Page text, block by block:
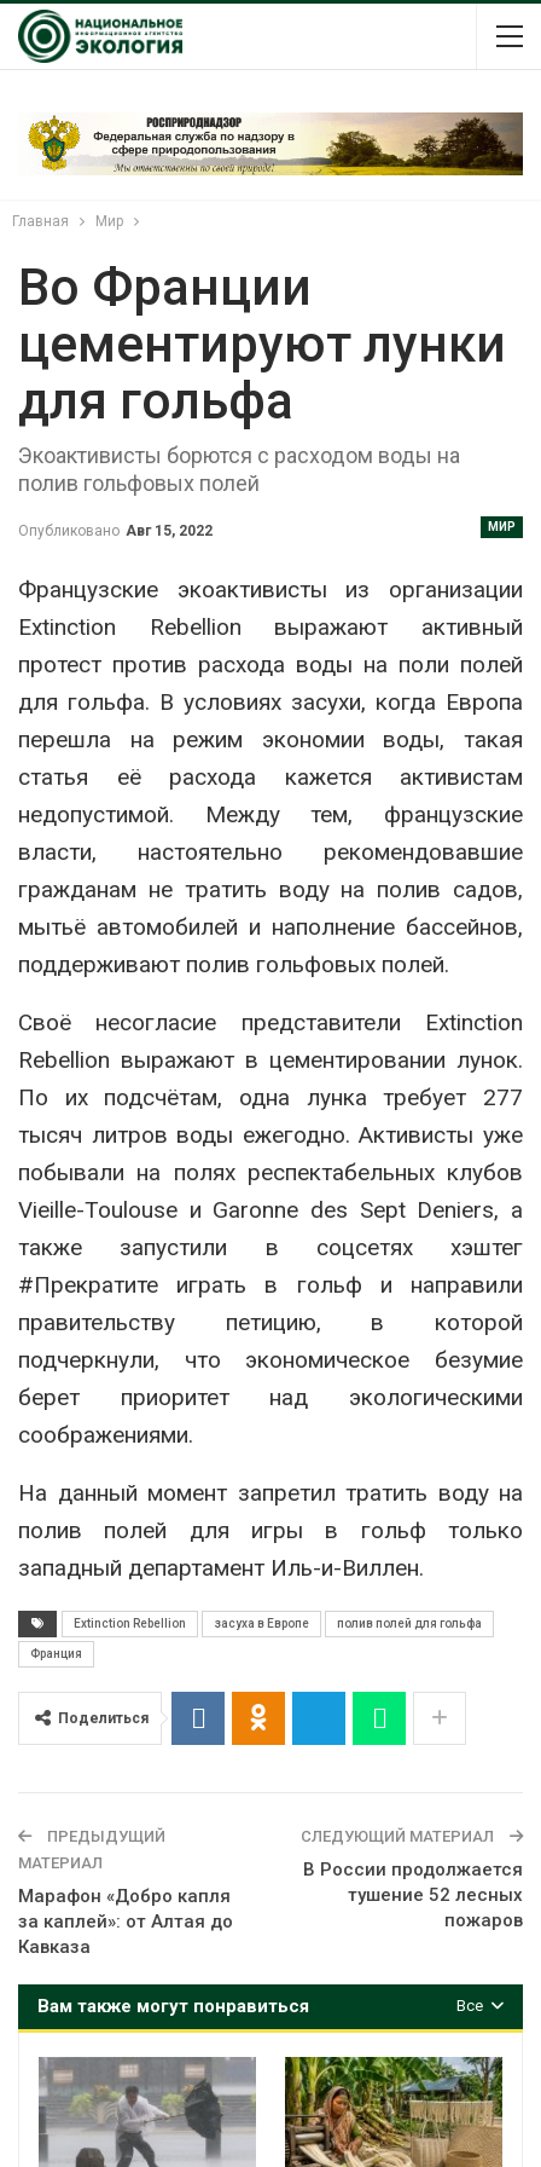
Главная Мир
Во Франции
цементируют лунки
для гольфа
Экоактивисты борются с расходом воды на
полив гольфовых полей
МИР
Опубликовано Авг 15, 2022
Французские экоактивисты из организации
Extinction Rebellion выражают активный
протест против расхода воды на поли полей
для гольфа. В условиях засухи, когда Европа
перешла на режим экономии воды, такая
статья её расхода кажется активистам
недопустимой. Между тем, французские
власти, настоятельно рекомендовавшие
гражданам не тратить воду на полив садов,
мытьё автомобилей и наполнение бассейнов,
поддерживают полив гольфовых полей.
Своё несогласие представители Extinction
Rebellion выражают в цементировании лунок.
По их подсчётам, одна лунка требует 277
тысяч литров воды ежегодно. Активисты уже
побывали на полях респектабельных клубов
Vieille-Toulouse и Garonne des Sept Deniers, а
также запустили в соцсетях хэштег
#Прекратите играть в гольф и направили
правительству петицию, в которой
подчеркнули, что экономическое безумие
берет приоритет над экологическими
соображениями.
На данный момент запретил тратить воду на
полив полей для игры в гольф только
западный департамент Иль-и-Виллен.
Extinction Rebellion засуха в Европе полив полей для гольфа
Франция
Поделиться
ПРЕДЫДУЩИЙ
МАТЕРИАЛ
Марафон «Добро капля
за каплей»: от Алтая до
Кавказа
СЛЕДУЮЩИЙ МАТЕРИАЛ
В России продолжается
тушение 52 лесных
пожаров
Все
Вам также могут понравиться